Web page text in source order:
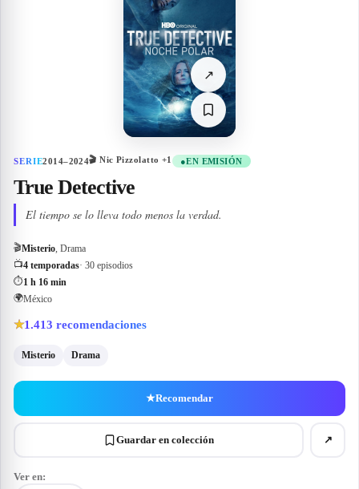
↗
SERIE2014–2024🎬Nic Pizzolatto +1 ●EN EMISIÓN
True Detective
El tiempo se lo lleva todo menos la verdad.
🎬Misterio, Drama
📺4 temporadas· 30 episodios
⏱1 h 16 min
🌍México
★1.413 recomendaciones
Misterio Drama
★Recomendar
Guardar en colección ↗
Ver en: